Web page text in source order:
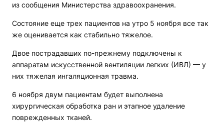
из сообщения Министерства здравоохранения.
Состояние еще трех пациентов на утро 5 ноября все так
же оценивается как стабильно тяжелое.
Двое пострадавших по-прежнему подключены к
аппаратам искусственной вентиляции легких (ИВЛ) — у
них тяжелая ингаляционная травма.
6 ноября двум пациентам будет выполнена
хирургическая обработка ран и этапное удаление
поврежденных тканей.